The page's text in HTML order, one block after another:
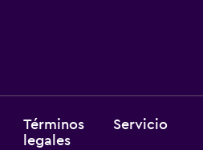
Términos
legales
Servicio